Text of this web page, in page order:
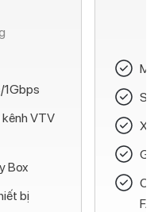
kênh VTV
Box
bị
Sử
FA